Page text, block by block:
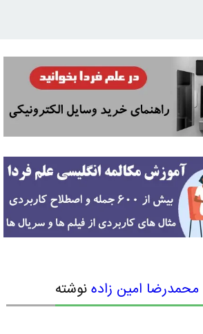
محمدرضا امین زادهنوشته